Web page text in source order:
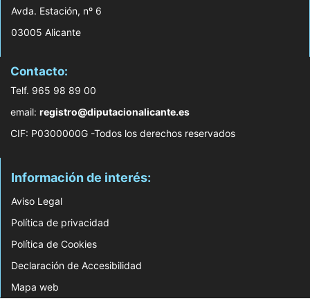
Avda. Estación, nº 6
03005 Alicante
Contacto:
Telf. 965 98 89 00
email: registro@diputacionalicante.es
CIF: P0300000G -Todos los derechos reservados
Información de interés:
Aviso Legal
Política de privacidad
Política de Cookies
Declaración de Accesibilidad
Mapa web